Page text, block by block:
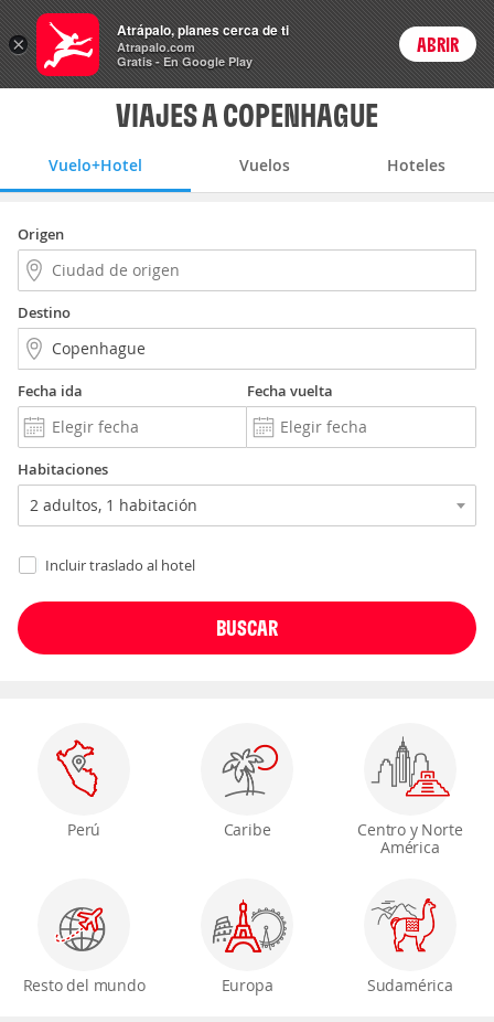
Vuelo+Hotel Login
VIAJES A COPENHAGUE
Vuelo+Hotel Vuelos Hoteles
Origen
Destino
Fecha ida Fecha vuelta
Habitaciones
Incluir traslado al hotel
Perú Caribe
Centro y Norte
América
Resto del mundo Europa Sudamérica
×
Atrápalo, planes cerca de ti
Atrapalo.com
Gratis - En Google Play
ABRIR